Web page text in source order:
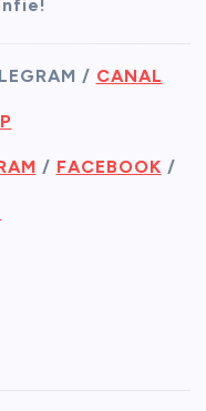
/ CANAL
/ FACEBOOK /